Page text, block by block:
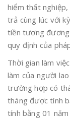
hiểm thất
trả cùng lúc với
tiền tương
quy định của
Thời gian làm
làm của người
trường hợp có
tháng được tính
tính bằng 01 năm